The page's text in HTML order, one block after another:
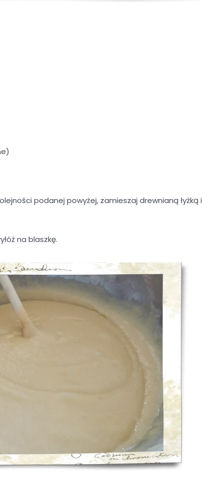
podanej powyżej, zamieszaj drewnianą łyżką i
na blaszkę.